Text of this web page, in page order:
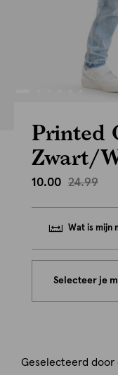
Printed
Zwart/
10.00 24.99
Wat is mijn
Selecteer je
Geselecteerd door